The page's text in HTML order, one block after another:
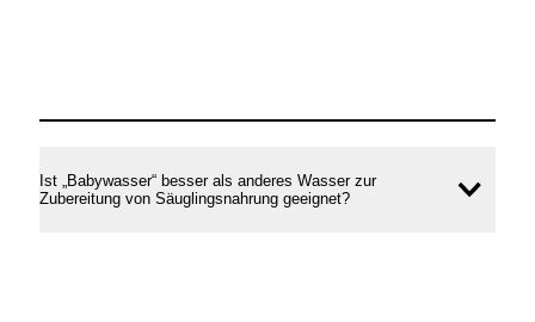
Ist „Babywasser“ besser als anderes Wasser zur
Zubereitung von Säuglingsnahrung geeignet?